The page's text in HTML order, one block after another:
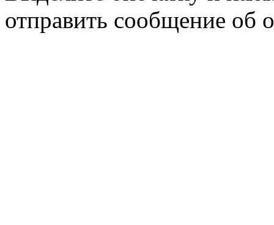
отправить сообщение об